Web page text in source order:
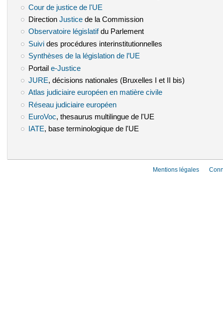
Cour de justice de l'UE
Direction Justice(le lien est externe)
de la Commission
Observatoire législatif(le lien est externe)
du Parlement
Suivi(le lien est externe)
des procédures interinstitutionnelles
Synthèses de la législation de l’UE
Portail e-Justice(le lien est externe)
JURE (le lien est externe)
, décisions nationales (Bruxelles I et II bis)
Atlas judiciaire européen en matière civile(le lien est externe)
Réseau judiciaire européen(le lien est externe)
EuroVoc(le lien est externe)
, thesaurus multilingue de l'UE
IATE(le lien est externe)
, base terminologique de l'UE
Mentions légales